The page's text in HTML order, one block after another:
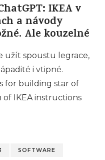
IKEA v
a návody
Ale kouzelné
užít spoustu legrace,
i vtipné.
for building star of
of IKEA instructions
SOFTWARE